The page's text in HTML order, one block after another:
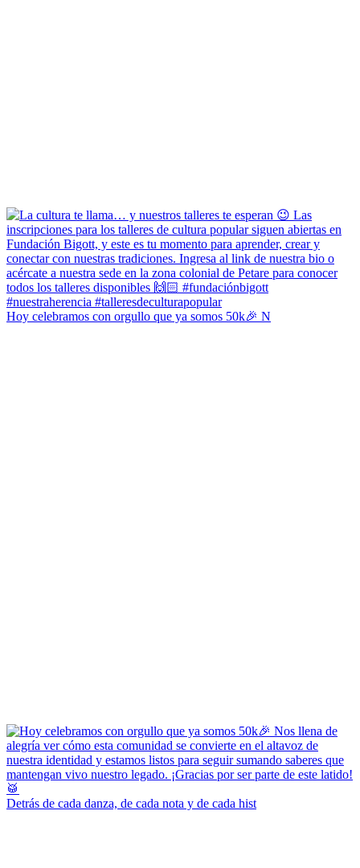
Hoy celebramos con orgullo que ya somos 50k🎉 N
Detrás de cada danza, de cada nota y de cada hist